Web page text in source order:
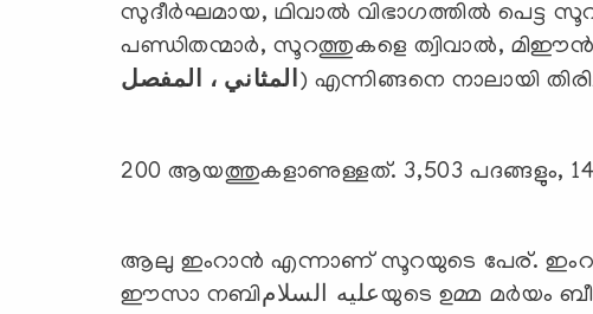
സുദീര്‍ഘമായ, ഥിവാല്‍ വിഭാഗത്തില്‍ പെട്ട
പണ്ഡിതന്മാര്‍, സൂറത്തുകളെ ത്വിവാല്‍,
المثاني ، المفصل) എന്നിങ്ങനെ നാലായി
200 ആയത്തുകളാണുള്ളത്. 3,503 പദങ്ങളും,
ആലു ഇംറാന്‍ എന്നാണ് സൂറയുടെ പേര്.
ഈസാ നബിعليه السلامയുടെ ഉമ്മ മര്‍യം ബീവിയുടെ ഉപ്പയാണ് ഇംറാന്‍ എന്ന